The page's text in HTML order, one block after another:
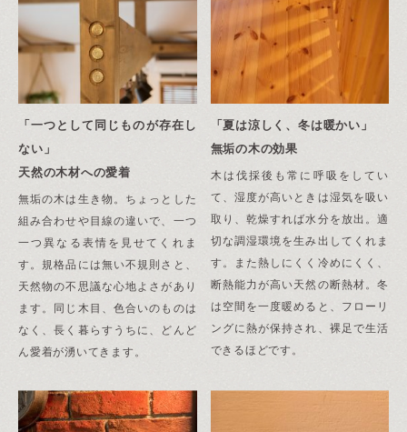
「一つとして同じものが存在し
ない」
天然の木材への愛着
無垢の木は生き物。ちょっとした
組み合わせや目線の違いで、一つ
一つ異なる表情を見せてくれま
す。規格品には無い不規則さと、
天然物の不思議な心地よさがあり
ます。同じ木目、色合いのものは
なく、長く暮らすうちに、どんど
ん愛着が湧いてきます。
「夏は涼しく、冬は暖かい」
無垢の木の効果
木は伐採後も常に呼吸をしてい
て、湿度が高いときは湿気を吸い
取り、乾燥すれば水分を放出。適
切な調湿環境を生み出してくれま
す。また熱しにくく冷めにくく、
断熱能力が高い天然の断熱材。冬
は空間を一度暖めると、フローリ
ングに熱が保持され、裸足で生活
できるほどです。